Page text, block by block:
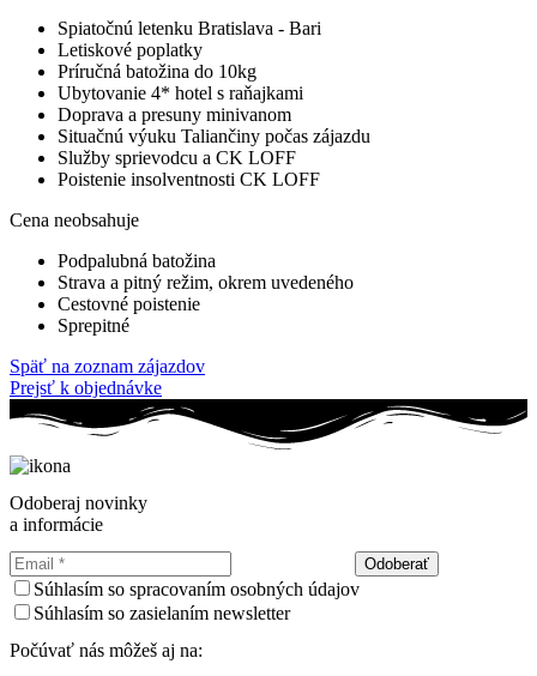
Spiatočnú letenku Bratislava - Bari
Letiskové poplatky
Príručná batožina do 10kg
Ubytovanie 4* hotel s raňajkami
Doprava a presuny minivanom
Situačnú výuku Taliančiny počas zájazdu
Služby sprievodcu a CK LOFF
Poistenie insolventnosti CK LOFF
Cena neobsahuje
Podpalubná batožina
Strava a pitný režim, okrem uvedeného
Cestovné poistenie
Sprepitné
Späť na zoznam zájazdov
Prejsť k objednávke
Odoberaj novinky
a informácie
Odoberať
Súhlasím so spracovaním osobných údajov
Súhlasím so zasielaním newsletter
Počúvať nás môžeš aj na: